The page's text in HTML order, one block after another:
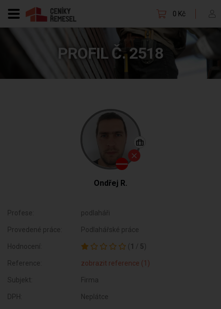
0 Kč
PROFIL Č. 2518
Ondřej R.
Profese: podlaháři
Provedené práce: Podlahářské práce
Hodnocení: ( 1 / 5)
Reference: zobrazit reference (1)
Subjekt: Firma
DPH: Neplátce